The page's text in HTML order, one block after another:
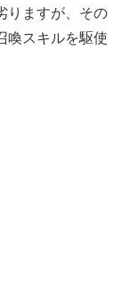
りますが、その
喚スキルを駆使